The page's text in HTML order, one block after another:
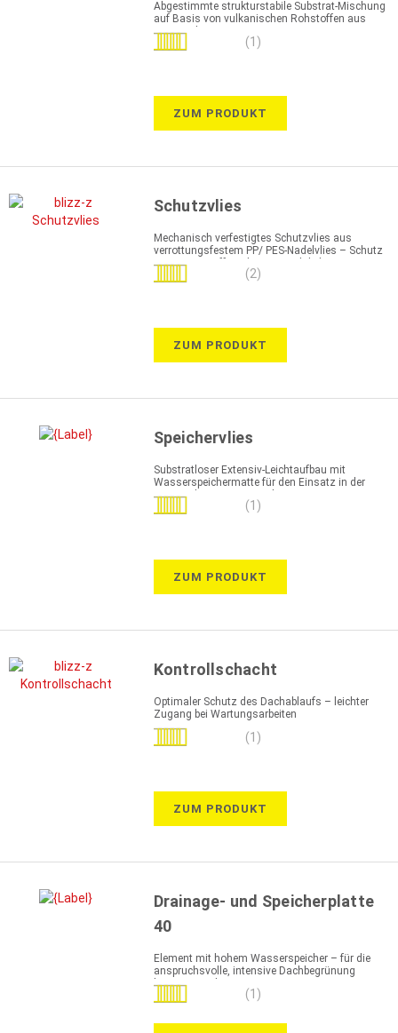
Abgestimmte strukturstabile Substrat-Mischung
auf Basis von vulkanischen Rohstoffen aus
Lava und Bims
Bewertung: (1)
ZUM PRODUKT
Schutzvlies
Mechanisch verfestigtes Schutzvlies aus
verrottungsfestem PP/ PES-Nadelvlies – Schutz
von Kunststoff- und Bitumenabdichtungen
Bewertung: (2)
ZUM PRODUKT
Speichervlies
Substratloser Extensiv-Leichtaufbau mit
Wasserspeichermatte für den Einsatz in der
Extensivbegrünung/ Dachvegetation
Bewertung: (1)
ZUM PRODUKT
Kontrollschacht
Optimaler Schutz des Dachablaufs – leichter
Zugang bei Wartungsarbeiten
Bewertung:
(1)
ZUM PRODUKT
Drainage- und Speicherplatte
40
Element mit hohem Wasserspeicher – für die
anspruchsvolle, intensive Dachbegrünung
hervorragend geeignet
Bewertung: (1)